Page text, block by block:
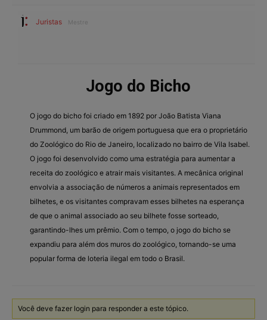
Juristas Mestre
Jogo do Bicho
O jogo do bicho foi criado em 1892 por João Batista Viana
Drummond, um barão de origem portuguesa que era o proprietário
do Zoológico do Rio de Janeiro, localizado no bairro de Vila Isabel.
O jogo foi desenvolvido como uma estratégia para aumentar a
receita do zoológico e atrair mais visitantes. A mecânica original
envolvia a associação de números a animais representados em
bilhetes, e os visitantes compravam esses bilhetes na esperança
de que o animal associado ao seu bilhete fosse sorteado,
garantindo-lhes um prêmio. Com o tempo, o jogo do bicho se
expandiu para além dos muros do zoológico, tornando-se uma
popular forma de loteria ilegal em todo o Brasil.
Você deve fazer login para responder a este tópico.